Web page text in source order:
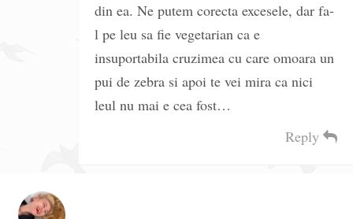
din ea. Ne putem corecta excesele, dar fa-
l pe leu sa fie vegetarian ca e
insuportabila cruzimea cu care omoara un
pui de zebra si apoi te vei mira ca nici
leul nu mai e cea fost…
Reply